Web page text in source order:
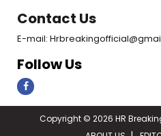
Contact Us
E-mail:
Follow Us
Copyright © 2026 HR